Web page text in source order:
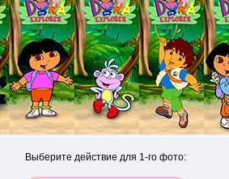
Выберите действие для 1-го фото: